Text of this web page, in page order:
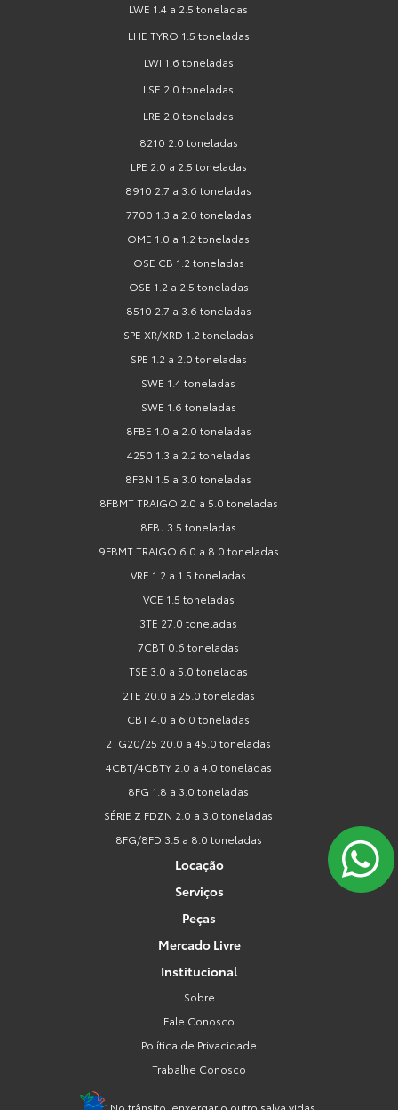
LWE 1.4 a 2.5 toneladas
LHE TYRO 1.5 toneladas
LWI 1.6 toneladas
LSE 2.0 toneladas
LRE 2.0 toneladas
8210 2.0 toneladas
LPE 2.0 a 2.5 toneladas
8910 2.7 a 3.6 toneladas
7700 1.3 a 2.0 toneladas
OME 1.0 a 1.2 toneladas
OSE CB 1.2 toneladas
OSE 1.2 a 2.5 toneladas
8510 2.7 a 3.6 toneladas
SPE XR/XRD 1.2 toneladas
SPE 1.2 a 2.0 toneladas
SWE 1.4 toneladas
SWE 1.6 toneladas
8FBE 1.0 a 2.0 toneladas
4250 1.3 a 2.2 toneladas
8FBN 1.5 a 3.0 toneladas
8FBMT TRAIGO 2.0 a 5.0 toneladas
8FBJ 3.5 toneladas
9FBMT TRAIGO 6.0 a 8.0 toneladas
VRE 1.2 a 1.5 toneladas
VCE 1.5 toneladas
3TE 27.0 toneladas
7CBT 0.6 toneladas
TSE 3.0 a 5.0 toneladas
2TE 20.0 a 25.0 toneladas
CBT 4.0 a 6.0 toneladas
2TG20/25 20.0 a 45.0 toneladas
4CBT/4CBTY 2.0 a 4.0 toneladas
8FG 1.8 a 3.0 toneladas
SÉRIE Z FDZN 2.0 a 3.0 toneladas
8FG/8FD 3.5 a 8.0 toneladas
Locação
Serviços
Peças
Mercado Livre
Institucional
Sobre
Fale Conosco
Política de Privacidade
Trabalhe Conosco
No trânsito, enxergar o outro salva vidas.